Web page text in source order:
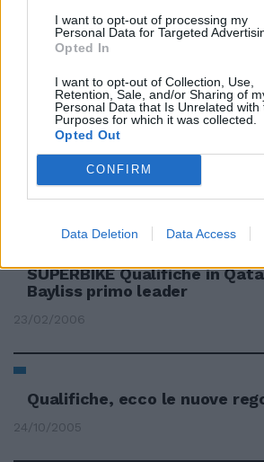
I want to opt-out of processing my
Personal Data for Targeted
Opted In
I want to opt-out of Collection, Use,
Retention, Sale, and/or Sharing of
Personal Data that Is Unrelated with
Purposes for which it was collected.
Opted Out
CONFIRM
Data Deletion Data Access
detto le qualifiche del Gran
Premio del Bahrein, ...
divise in tre periodi.
SUPERBIKE Qualifiche in
Bayliss primo leader
23/02/2006
Qualifiche, ecco le nuove
24/10/2005